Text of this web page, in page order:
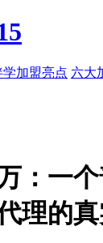
学加盟亮点 六大
：一
理的